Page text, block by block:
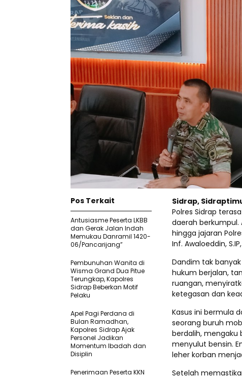
Sidrap,
Polres Sidrap
daerah berkumpul.
hingga jajaran
Inf. Awaloeddin,
Dandim tak
hukum berjalan,
ruangan,
ketegasan dan
Kasus ini bermula
seorang buruh
berdalih,
menyulut bensin.
leher korban
Setelah
Pos Terkait
Antusiasme Peserta LKBB
dan Gerak Jalan Indah
Memukau Danramil 1420-
06/Pancarijang”
Pembunuhan Wanita di
Wisma Grand Dua Pitue
Terungkap, Kapolres
Sidrap Beberkan Motif
Pelaku
Apel Pagi Perdana di
Bulan Ramadhan,
Kapolres Sidrap Ajak
Personel Jadikan
Momentum Ibadah dan
Disiplin
Penerimaan Peserta KKN